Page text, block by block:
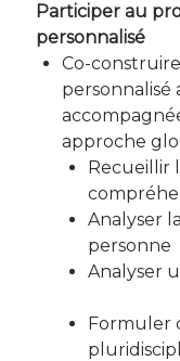
Participer au
personnalisé
Co-
personnalisé
approche
Recueillir
Analyser
personne
Formuler